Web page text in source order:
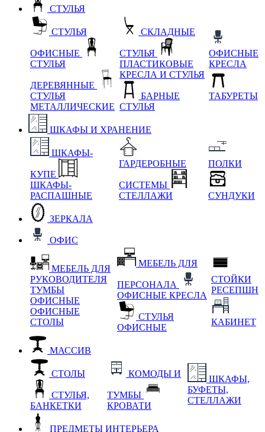
СТУЛЬЯ
СТУЛЬЯ
ОФИСНЫЕ
СТУЛЬЯ
ДЕРЕВЯННЫЕ
СТУЛЬЯ
МЕТАЛЛИЧЕСКИЕ
СКЛАДНЫЕ
СТУЛЬЯ
ПЛАСТИКОВЫЕ
КРЕСЛА И СТУЛЬЯ
БАРНЫЕ
СТУЛЬЯ
ОФИСНЫЕ
КРЕСЛА
ТАБУРЕТЫ
ШКАФЫ И ХРАНЕНИЕ
ШКАФЫ-
КУПЕ
ШКАФЫ-
РАСПАШНЫЕ
ГАРДЕРОБНЫЕ
СИСТЕМЫ
СТЕЛЛАЖИ
ПОЛКИ
СУНДУКИ
ЗЕРКАЛА
ОФИС
МЕБЕЛЬ ДЛЯ
РУКОВОДИТЕЛЯ
ТУМБЫ
ОФИСНЫЕ
ОФИСНЫЕ
СТОЛЫ
МЕБЕЛЬ ДЛЯ
ПЕРСОНАЛА
ОФИСНЫЕ КРЕСЛА
СТУЛЬЯ
ОФИСНЫЕ
СТОЙКИ
РЕСЕПШН
КАБИНЕТ
МАССИВ
СТОЛЫ
СТУЛЬЯ,
БАНКЕТКИ
КОМОДЫ И
ТУМБЫ
КРОВАТИ
ШКАФЫ,
БУФЕТЫ,
СТЕЛЛАЖИ
ПРЕДМЕТЫ ИНТЕРЬЕРА